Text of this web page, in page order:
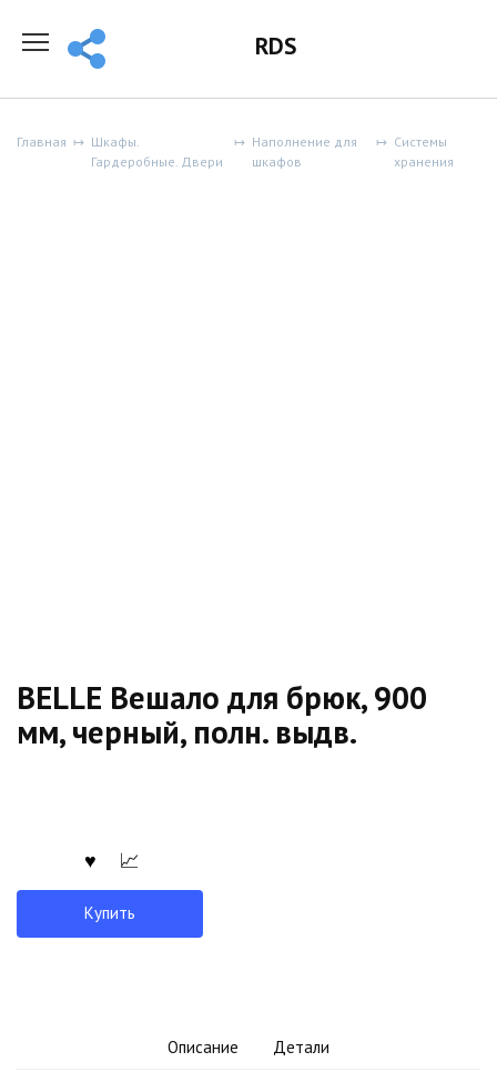
содержанию
RDS
Главная
Шкафы.
Гардеробные. Двери
Наполнение для
шкафов
Системы
хранения
BELLE Вешало для брюк, 900
мм, черный, полн. выдв.
Купить
Описание Детали